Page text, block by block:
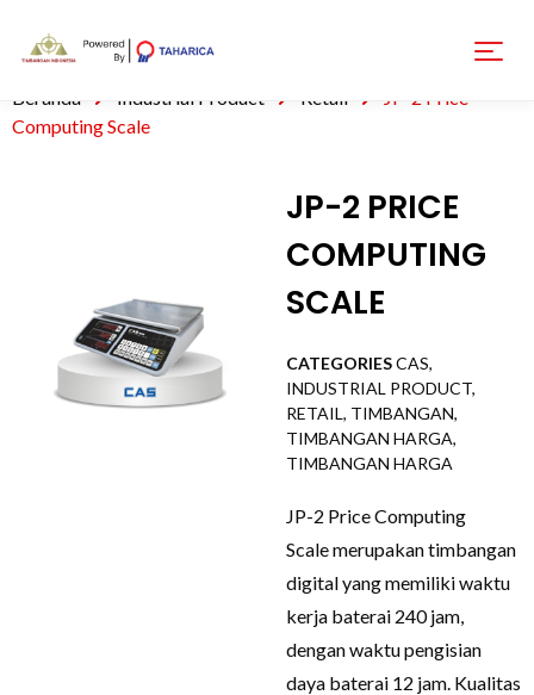
Beranda Industrial Product Retail
JP-2 Price
Computing Scale
JP-2 PRICE
COMPUTING
SCALE
CATEGORIESCAS,
INDUSTRIAL PRODUCT,
RETAIL, TIMBANGAN,
TIMBANGAN HARGA,
TIMBANGAN HARGA
JP-2 Price Computing
Scale merupakan timbangan
digital yang memiliki waktu
kerja baterai 240 jam,
dengan waktu pengisian
daya baterai 12 jam. Kualitas